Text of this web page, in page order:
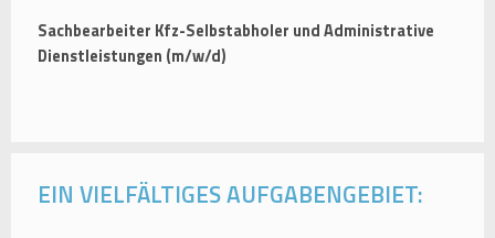
Sachbearbeiter Kfz-Selbstabholer und Administrative
Dienstleistungen (m/w/d)
EIN VIELFÄLTIGES AUFGABENGEBIET: